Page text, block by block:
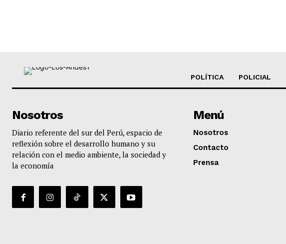
POLÍTICA POLICIAL
Nosotros
Diario referente del sur del Perú, espacio de
reflexión sobre el desarrollo humano y su
relación con el medio ambiente, la sociedad y
la economía
Menú
Nosotros
Contacto
Prensa